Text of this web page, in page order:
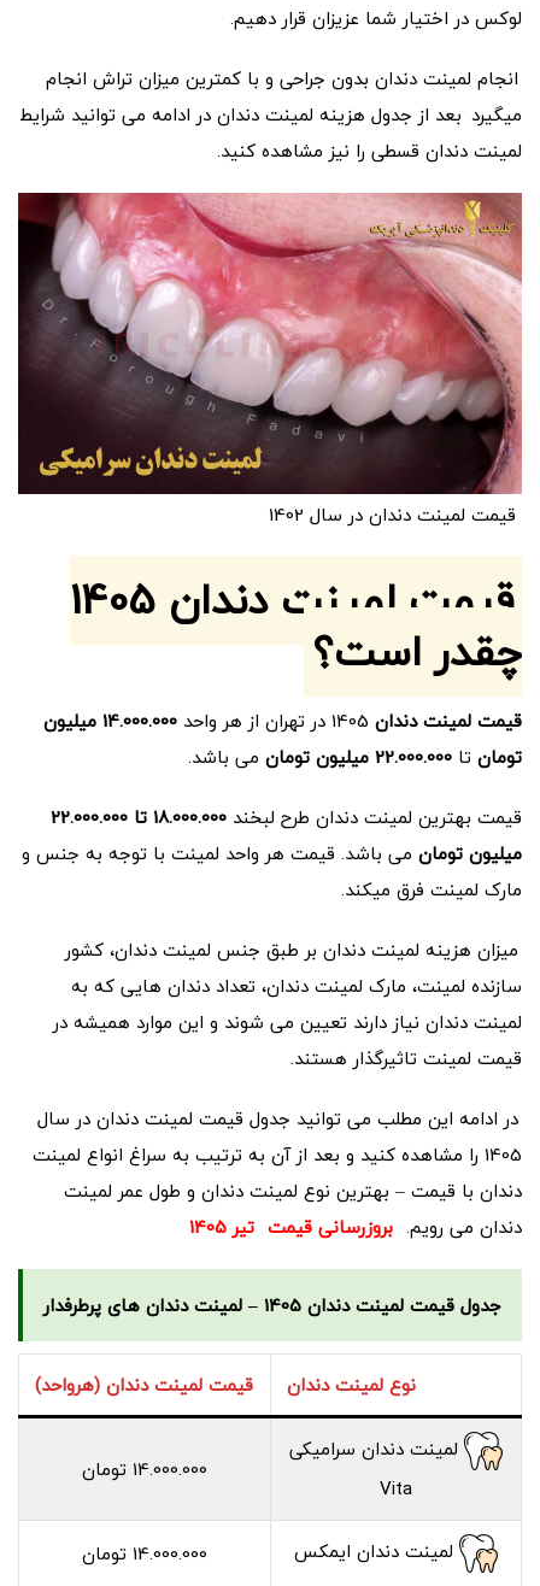
لوکس در اختیار شما عزیزان قرار دهیم.
انجام لمینت دندان بدون جراحی و با کمترین میزان تراش انجام
میگیرد بعد از جدول هزینه لمینت دندان در ادامه می توانید شرایط
لمینت دندان قسطی را نیز مشاهده کنید.
قیمت لمینت دندان در سال 1402
قیمت لمینت دندان 1405
چقدر است؟
قیمت لمینت دندان
14.000.000 میلیون
تومان تا 22.000.000 میلیون تومان
می باشد.
قیمت بهترین لمینت دندان طرح لبخند
18.000.000 تا 22.000.000
میلیون تومان می باشد. قیمت هر واحد لمینت با توجه به جنس و
مارک لمینت فرق میکند.
میزان هزینه لمینت دندان بر طبق جنس لمینت دندان، کشور
سازنده لمینت، مارک لمینت دندان، تعداد دندان هایی که به
لمینت دندان نیاز دارند تعیین می شوند و این موارد همیشه در
قیمت لمینت تاثیرگذار هستند.
در ادامه این مطلب می توانید جدول قیمت لمینت دندان در سال
1405 را مشاهده کنید و بعد از آن به ترتیب به سراغ انواع لمینت
دندان با قیمت – بهترین نوع لمینت دندان و طول عمر لمینت
دندان می رویم. بروزرسانی قیمت تیر 1405
جدول قیمت لمینت دندان 1405 – لمینت دندان های پرطرفدار
نوع لمینت دندان قیمت لمینت دندان (هرواحد)
لمینت دندان سرامیکی
Vita
14.000.000 تومان
لمینت دندان ایمکس 14.000.000 تومان